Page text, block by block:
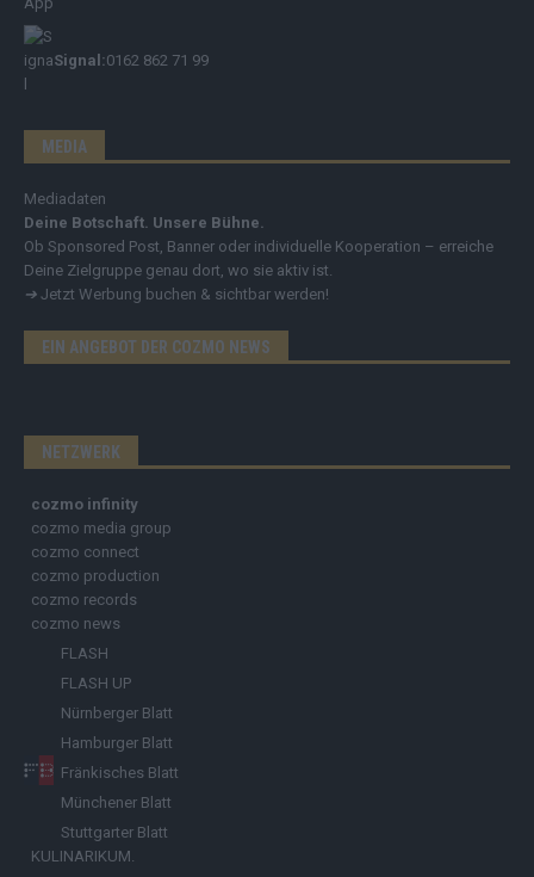
Signal:0162 862 71 99
MEDIA
Mediadaten
Deine Botschaft. Unsere Bühne.
Ob Sponsored Post, Banner oder individuelle Kooperation – erreiche
Deine Zielgruppe genau dort, wo sie aktiv ist.
➔ Jetzt Werbung buchen & sichtbar werden!
EIN ANGEBOT DER COZMO NEWS
NETZWERK
cozmo infinity
cozmo media group
cozmo connect
cozmo production
cozmo records
cozmo news
FLASH
FLASH UP
Nürnberger Blatt
Hamburger Blatt
Fränkisches Blatt
Münchener Blatt
Stuttgarter Blatt
KULINARIKUM.